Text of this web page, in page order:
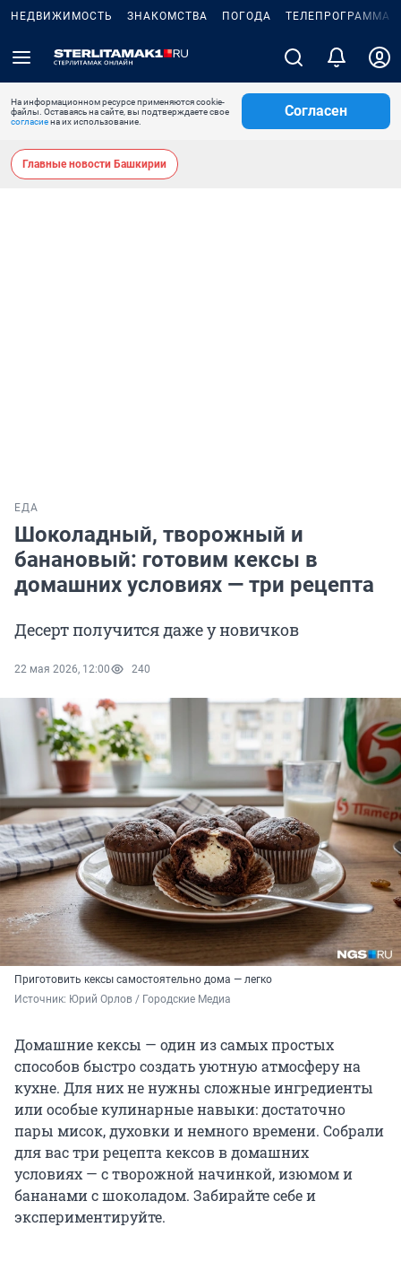
НЕДВИЖИМОСТЬ ЗНАКОМСТВА ПОГОДА ТЕЛЕПРОГРАММА
На информационном ресурсе применяются cookie-
файлы. Оставаясь на сайте, вы подтверждаете свое
согласиена их использование.
Согласен
Главные новости Башкирии
ЕДА
Шоколадный, творожный и
банановый: готовим кексы в
домашних условиях — три рецепта
Десерт получится даже у новичков
22 мая 2026, 12:00 240
Приготовить кексы самостоятельно дома — легко
Источник: Юрий Орлов / Городские Медиа
Домашние кексы — один из самых простых
способов быстро создать уютную атмосферу на
кухне. Для них не нужны сложные ингредиенты
или особые кулинарные навыки: достаточно
пары мисок, духовки и немного времени. Собрали
для вас три рецепта кексов в домашних
условиях — с творожной начинкой, изюмом и
бананами с шоколадом. Забирайте себе и
экспериментируйте.